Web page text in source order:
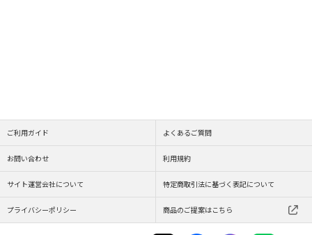
ご利用ガイド よくあるご質問
お問い合わせ 利用規約
サイト運営会社について 特定商取引法に基づく表記について
プライバシーポリシー 商品のご提案はこちら